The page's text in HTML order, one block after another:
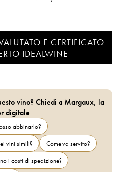
- Frédéric Cossard
E CERTIFICATO
IDEALWINE
vino? Chiedi a Margaux, la
digitale
abbinarlo?
vini simili?
Come va servito?
i costi di spedizione?